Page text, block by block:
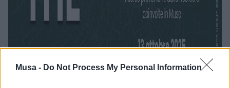
Musa - Do Not Process My Personal Information